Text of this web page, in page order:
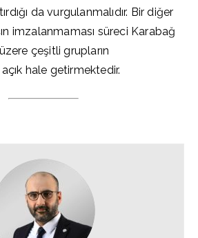
da vurgulanmalıdır. Bir diğer
imzalanmaması süreci Karabağ
çeşitli grupların
hale getirmektedir.